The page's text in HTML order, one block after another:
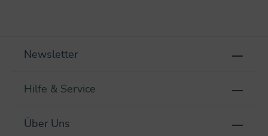
Newsletter
Hilfe & Service
Über Uns